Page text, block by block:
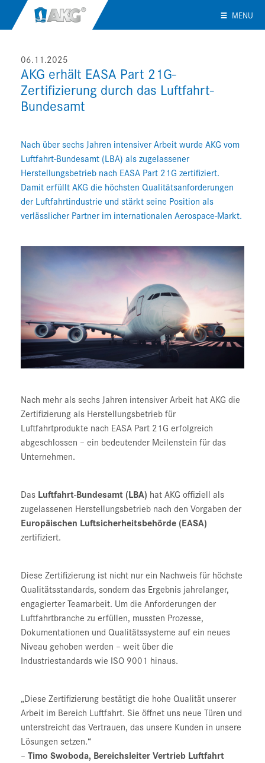
MENU
06.11.2025
AKG erhält EASA Part 21G-
Zertifizierung durch das Luftfahrt-
Bundesamt
Nach über sechs Jahren intensiver Arbeit wurde AKG vom
Luftfahrt-Bundesamt (LBA) als zugelassener
Herstellungsbetrieb nach EASA Part 21G zertifiziert.
Damit erfüllt AKG die höchsten Qualitätsanforderungen
der Luftfahrtindustrie und stärkt seine Position als
verlässlicher Partner im internationalen Aerospace-Markt.
Nach mehr als sechs Jahren intensiver Arbeit hat AKG die
Zertifizierung als Herstellungsbetrieb für
Luftfahrtprodukte nach EASA Part 21G erfolgreich
abgeschlossen – ein bedeutender Meilenstein für das
Unternehmen.
Das Luftfahrt-Bundesamt (LBA) hat AKG offiziell als
zugelassenen Herstellungsbetrieb nach den Vorgaben der
Europäischen Luftsicherheitsbehörde (EASA)
zertifiziert.
Diese Zertifizierung ist nicht nur ein Nachweis für höchste
Qualitätsstandards, sondern das Ergebnis jahrelanger,
engagierter Teamarbeit. Um die Anforderungen der
Luftfahrtbranche zu erfüllen, mussten Prozesse,
Dokumentationen und Qualitätssysteme auf ein neues
Niveau gehoben werden – weit über die
Industriestandards wie ISO 9001 hinaus.
„Diese Zertifizierung bestätigt die hohe Qualität unserer
Arbeit im Bereich Luftfahrt. Sie öffnet uns neue Türen und
unterstreicht das Vertrauen, das unsere Kunden in unsere
Lösungen setzen.“
– Timo Swoboda, Bereichsleiter Vertrieb Luftfahrt